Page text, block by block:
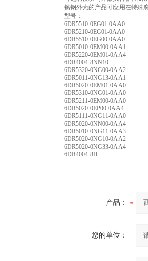
锈钢外壳的产品可应用在特殊
型号：
6DR5510-0EG01-0AA0
6DR5210-0EG01-0AA0
6DR5510-0EG00-0AA0
6DR5010-0EM00-0AA1
6DR5220-0EM01-0AA4
6DR4004-8NN10
6DR5320-0NG00-0AA2
6DR5011-0NG13-0AA1
6DR5020-0EM01-0AA0
6DR5310-0NG01-0AA0
6DR5211-0EM00-0AA0
6DR5020-0EP00-0AA4
6DR5111-0NG11-0AA0
6DR5020-0NN00-0AA4
6DR5010-0NG11-0AA3
6DR5020-0NG10-0AA2
6DR5020-0NG33-0AA4
6DR4004-8H
产品：
您的单位：